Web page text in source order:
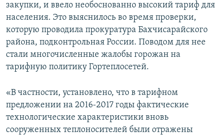
закупки, и ввело необоснованно высокий тариф для
населения. Это выяснилось во время проверки,
которую проводила прокуратура Бахчисарайского
района, подконтрольная России. Поводом для нее
стали многочисленные жалобы горожан на
тарифную политику Гортеплосетей.
«В частности, установлено, что в тарифном
предложении на 2016-2017 годы фактические
технологические характеристики вновь
сооруженных теплоносителей были отражены